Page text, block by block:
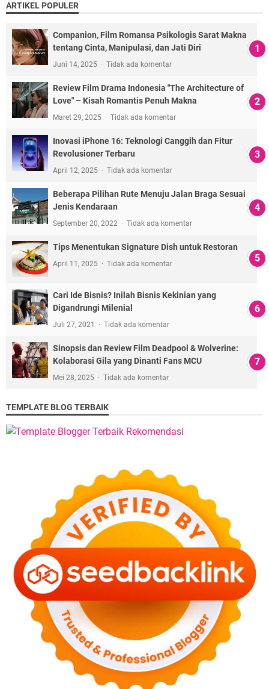
ARTIKEL POPULER
Companion, Film Romansa Psikologis Sarat Makna
tentang Cinta, Manipulasi, dan Jati Diri
Juni 14, 2025 Tidak ada komentar
Review Film Drama Indonesia "The Architecture of
Love" – Kisah Romantis Penuh Makna
Maret 29, 2025 Tidak ada komentar
Inovasi iPhone 16: Teknologi Canggih dan Fitur
Revolusioner Terbaru
April 12, 2025 Tidak ada komentar
Beberapa Pilihan Rute Menuju Jalan Braga Sesuai
Jenis Kendaraan
September 20, 2022 Tidak ada komentar
Tips Menentukan Signature Dish untuk Restoran
April 11, 2025 Tidak ada komentar
Cari Ide Bisnis? Inilah Bisnis Kekinian yang
Digandrungi Milenial
Juli 27, 2021 Tidak ada komentar
Sinopsis dan Review Film Deadpool & Wolverine:
Kolaborasi Gila yang Dinanti Fans MCU
Mei 28, 2025 Tidak ada komentar
TEMPLATE BLOG TERBAIK